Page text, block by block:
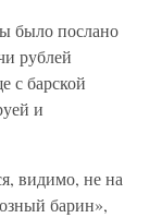
было послано
рублей
с барской
и
видимо, не на
барин»,